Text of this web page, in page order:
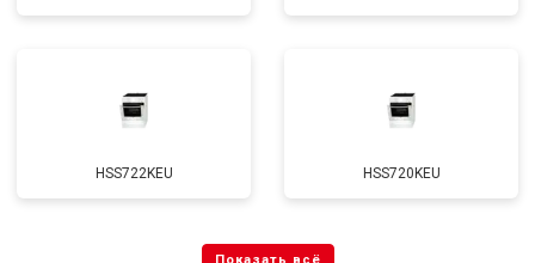
HSS722KEU HSS720KEU